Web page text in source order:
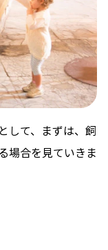
して、まずは、飼
場合を見ていきま